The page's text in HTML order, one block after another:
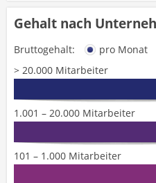
Gehalt nach
Bruttogehalt: pro Monat
> 20.000 Mitarbeiter
1.001 – 20.000 Mitarbeiter
101 – 1.000 Mitarbeiter